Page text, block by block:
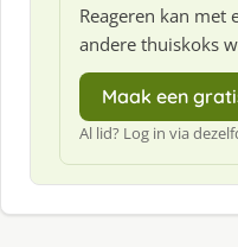
Reageren kan met
andere thuiskoks
Maak een
Al lid? Log in via